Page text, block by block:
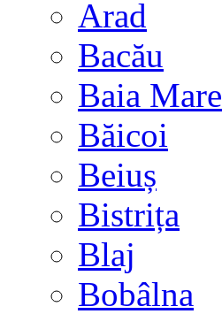
Arad
Bacău
Baia Mare
Băicoi
Beiuș
Bistrița
Blaj
Bobâlna